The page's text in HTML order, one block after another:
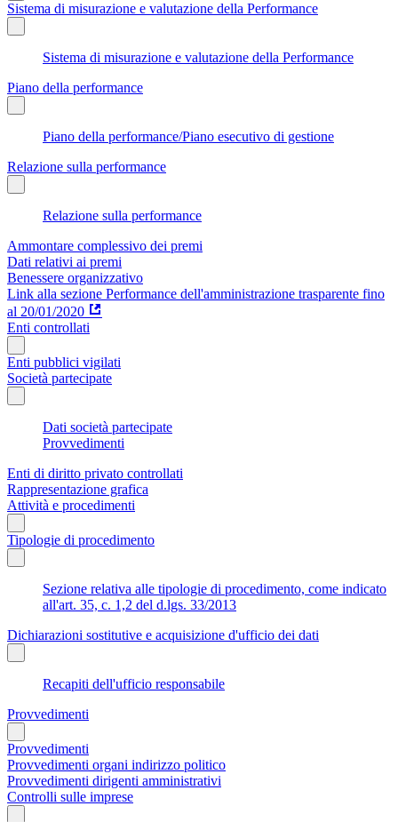
Sistema di misurazione e valutazione della Performance
Sistema di misurazione e valutazione della Performance
Piano della performance
Piano della performance/Piano esecutivo di gestione
Relazione sulla performance
Relazione sulla performance
Ammontare complessivo dei premi
Dati relativi ai premi
Benessere organizzativo
Link alla sezione Performance dell'amministrazione trasparente fino
al 20/01/2020
Enti controllati
Enti pubblici vigilati
Società partecipate
Dati società partecipate
Provvedimenti
Enti di diritto privato controllati
Rappresentazione grafica
Attività e procedimenti
Tipologie di procedimento
Sezione relativa alle tipologie di procedimento, come indicato
all'art. 35, c. 1,2 del d.lgs. 33/2013
Dichiarazioni sostitutive e acquisizione d'ufficio dei dati
Recapiti dell'ufficio responsabile
Provvedimenti
Provvedimenti
Provvedimenti organi indirizzo politico
Provvedimenti dirigenti amministrativi
Controlli sulle imprese